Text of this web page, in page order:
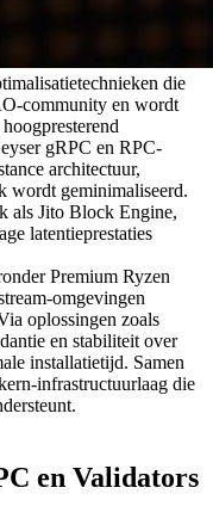
die
community en wordt
gRPC en RPC-
architectuur,
wordt geminimaliseerd.
als Jito Block Engine,
latentieprestaties
Premium Ryzen
omgevingen
oplossingen zoals
en stabiliteit over
installatietijd. Samen
infrastructuurlaag die
en Validators